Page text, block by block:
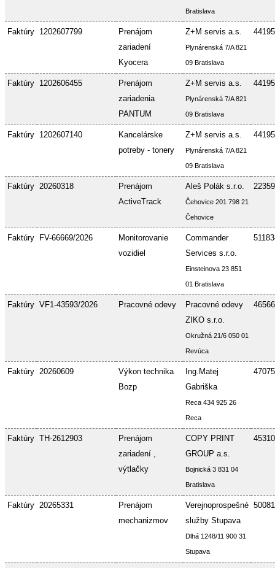
Bratislava
Faktúry 1202607799
Prenájom
zariadení
Kyocera
Z+M servis a.s.
Plynárenská 7/A 821
09 Bratislava
Faktúry 1202606455
Prenájom
zariadenia
PANTUM
Z+M servis a.s.
Plynárenská 7/A 821
09 Bratislava
Faktúry 1202607140
Kancelárske
potreby - tonery
Z+M servis a.s.
Plynárenská 7/A 821
09 Bratislava
Faktúry 20260318
Prenájom
ActiveTrack
Aleš Polák s.r.o.
Čehovice 201 798 21
Čehovice
Faktúry FV-66669/2026
Monitorovanie
vozidiel
Commander
Services s.r.o.
Einsteinova 23 851
01 Bratislava
Faktúry VF1-43593/2026 Pracovné odevy
Pracovné odevy
ZIKO s.r.o.
Okružná 21/6 050 01
Revúca
Faktúry 20260609
Výkon technika
Bozp
Ing.Matej
Gabriška
Reca 434 925 26
Reca
Faktúry TH-2612903
Prenájom
zariadení ,
výtlačky
COPY PRINT
GROUP a.s.
Bojnická 3 831 04
Bratislava
Faktúry 20265331
Prenájom
mechanizmov
Verejnoprospešné
služby Stupava
Dlhá 1248/11 900 31
Stupava